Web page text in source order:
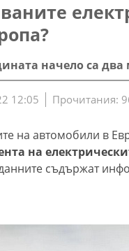
начело са два
12:05 Прочитания:
на автомобили в
на
съдържат